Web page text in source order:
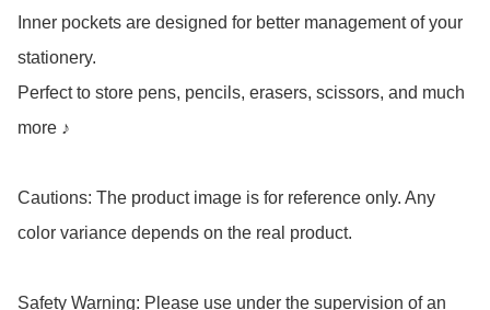
Inner pockets are designed for better management of your
stationery.
Perfect to store pens, pencils, erasers, scissors, and much
more ♪
Cautions: The product image is for reference only. Any
color variance depends on the real product.
Safety Warning: Please use under the supervision of an